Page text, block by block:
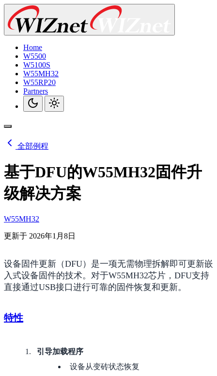
Home
W5500
W5100S
W55MH32
W55RP20
Partners
全部例程
基于DFU的W55MH32固件升
级解决方案
W55MH32
更新于 2026年1月8日
设备固件更新（DFU）是一项无需物理拆解即可更新嵌
入式设备固件的技术。对于W55MH32芯片，DFU支持
直接通过USB接口进行可靠的固件恢复和更新。
特性
引导加载程序
设备从变砖状态恢复